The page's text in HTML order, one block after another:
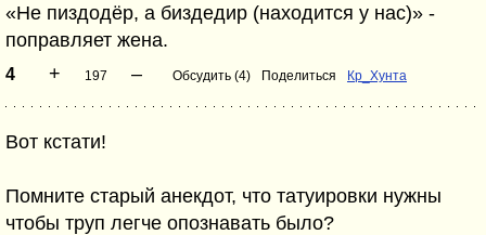
«Не пиздодёр, а биздедир (находится у нас)» -
поправляет жена.
4 + 197 – Обсудить (4) Поделиться Кр_Хунта
Вот кстати!
Помните старый анекдот, что татуировки нужны
чтобы труп легче опознавать было?